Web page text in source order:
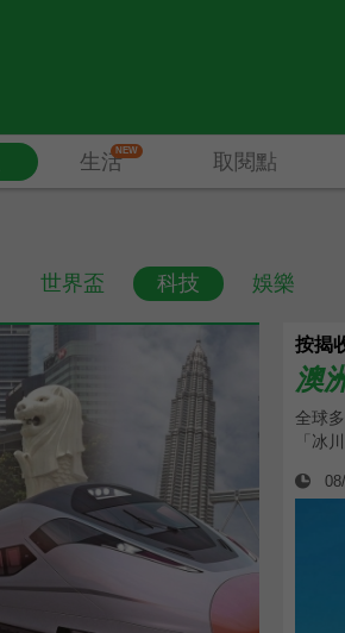
世界盃 科技 娛樂
生活NEW 取閱點
按揭
澳
全球
「冰